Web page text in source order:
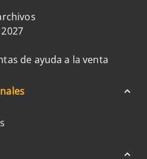
de ayuda a la venta